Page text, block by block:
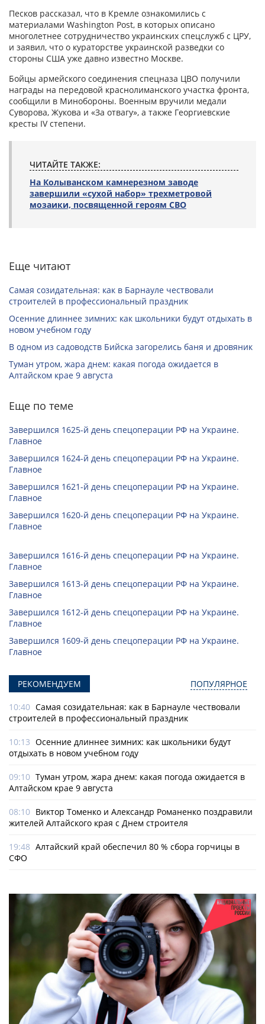
Песков рассказал, что в Кремле ознакомились с
материалами Washington Post, в которых описано
многолетнее сотрудничество украинских спецслужб с ЦРУ,
и заявил, что о кураторстве украинской разведки со
стороны США уже давно известно Москве.
Бойцы армейского соединения спецназа ЦВО получили
награды на передовой краснолиманского участка фронта,
сообщили в Минобороны. Военным вручили медали
Суворова, Жукова и «За отвагу», а также Георгиевские
кресты IV степени.
ЧИТАЙТЕ ТАКЖЕ:
На Колыванском камнерезном заводе
завершили «сухой набор» трехметровой
мозаики, посвященной героям СВО
Еще читают
Самая созидательная: как в Барнауле чествовали
строителей в профессиональный праздник
Осенние длиннее зимних: как школьники будут отдыхать в
новом учебном году
В одном из садоводств Бийска загорелись баня и дровяник
Туман утром, жара днем: какая погода ожидается в
Алтайском крае 9 августа
Еще по теме
Завершился 1625-й день спецоперации РФ на Украине.
Главное
Завершился 1624-й день спецоперации РФ на Украине.
Главное
Завершился 1621-й день спецоперации РФ на Украине.
Главное
Завершился 1620-й день спецоперации РФ на Украине.
Главное
Завершился 1616-й день спецоперации РФ на Украине.
Главное
Завершился 1613-й день спецоперации РФ на Украине.
Главное
Завершился 1612-й день спецоперации РФ на Украине.
Главное
Завершился 1609-й день спецоперации РФ на Украине.
Главное
РЕКОМЕНДУЕМ ПОПУЛЯРНОЕ
10:40 Самая созидательная: как в Барнауле чествовали
строителей в профессиональный праздник
10:13 Осенние длиннее зимних: как школьники будут
отдыхать в новом учебном году
09:10 Туман утром, жара днем: какая погода ожидается в
Алтайском крае 9 августа
08:10 Виктор Томенко и Александр Романенко поздравили
жителей Алтайского края с Днем строителя
19:48 Алтайский край обеспечил 80 % сбора горчицы в
СФО